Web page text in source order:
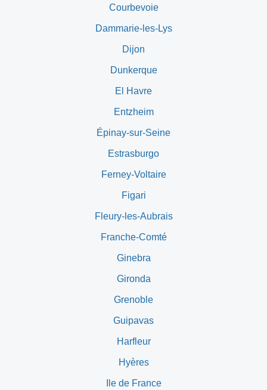
Courbevoie
Dammarie-les-Lys
Dijon
Dunkerque
El Havre
Entzheim
Épinay-sur-Seine
Estrasburgo
Ferney-Voltaire
Figari
Fleury-les-Aubrais
Franche-Comté
Ginebra
Gironda
Grenoble
Guipavas
Harfleur
Hyères
Ile de France